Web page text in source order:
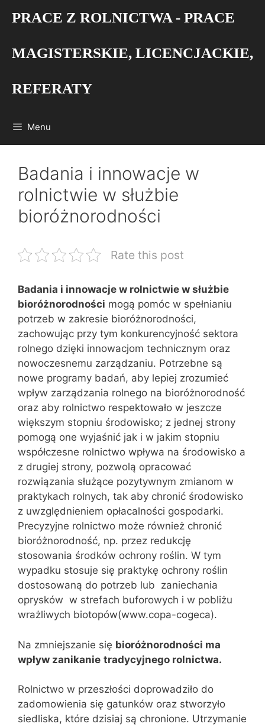
PRACE Z ROLNICTWA - PRACE
MAGISTERSKIE, LICENCJACKIE,
REFERATY
Menu
Badania i innowacje w
rolnictwie w służbie
bioróżnorodności
Rate this post
Badania i innowacje w rolnictwie w służbie
bioróżnorodności mogą pomóc w spełnianiu
potrzeb w zakresie bioróżnorodności,
zachowując przy tym konkurencyjność sektora
rolnego dzięki innowacjom technicznym oraz
nowoczesnemu zarządzaniu. Potrzebne są
nowe programy badań, aby lepiej zrozumieć
wpływ zarządzania rolnego na bioróżnorodność
oraz aby rolnictwo respektowało w jeszcze
większym stopniu środowisko; z jednej strony
pomogą one wyjaśnić jak i w jakim stopniu
współczesne rolnictwo wpływa na środowisko a
z drugiej strony, pozwolą opracować
rozwiązania służące pozytywnym zmianom w
praktykach rolnych, tak aby chronić środowisko
z uwzględnieniem opłacalności gospodarki.
Precyzyjne rolnictwo może również chronić
bioróżnorodność, np. przez redukcję
stosowania środków ochrony roślin. W tym
wypadku stosuje się praktykę ochrony roślin
dostosowaną do potrzeb lub zaniechania
oprysków w strefach buforowych i w pobliżu
wrażliwych biotopów(www.copa-cogeca).
Na zmniejszanie się bioróżnorodności ma
wpływ zanikanie tradycyjnego rolnictwa.
Rolnictwo w przeszłości doprowadziło do
zadomowienia się gatunków oraz stworzyło
siedliska, które dzisiaj są chronione. Utrzymanie